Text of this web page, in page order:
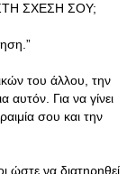
ΣΧΕΣΗ ΣΟΥ;
του άλλου, την
αυτόν. Για να γίνει
σου και την
ώστε να διατηρηθεί